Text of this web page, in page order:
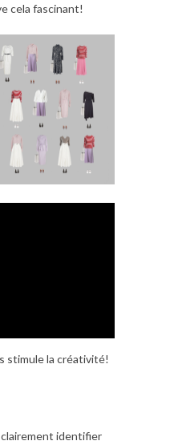
cela fascinant!
stimule la créativité!
identifier